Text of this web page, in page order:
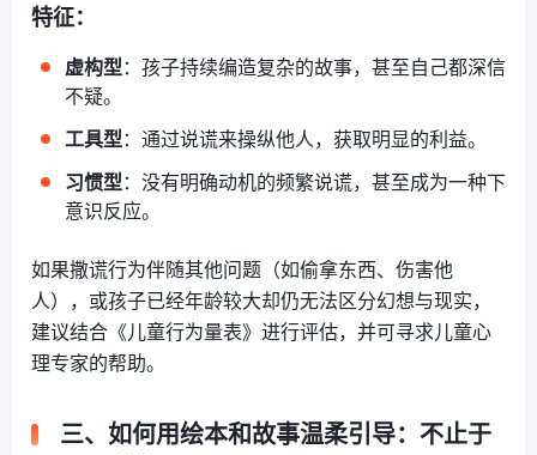
特征：
虚构型：孩子持续编造复杂的故事，甚至自己都深信
不疑。
工具型：通过说谎来操纵他人，获取明显的利益。
习惯型：没有明确动机的频繁说谎，甚至成为一种下
意识反应。
如果撒谎行为伴随其他问题（如偷拿东西、伤害他
人），或孩子已经年龄较大却仍无法区分幻想与现实，
建议结合《儿童行为量表》进行评估，并可寻求儿童心
理专家的帮助。
三、如何用绘本和故事温柔引导：不止于